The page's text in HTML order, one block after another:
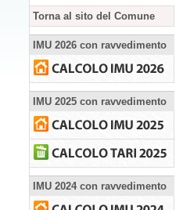
Torna al sito del Comune
IMU 2026 con ravvedimento
IMU 2025 con ravvedimento
IMU 2024 con ravvedimento